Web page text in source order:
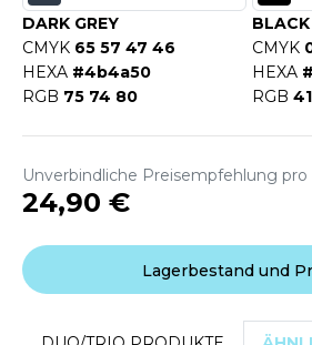
UND JACKEN
T'S
DARK GREY
CMYK 65 57 47 46
HEXA #4b4a50
RGB 75 74 80
BLACK
CMYK
HEXA
RGB
Unverbindliche Preisempfehlung pro
24,90 €
Lagerbestand und